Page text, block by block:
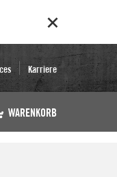
Karriere
WARENKORB